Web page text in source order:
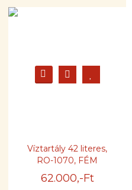
Víztartály 42 literes,
RO-1070, FÉM
62.000,-Ft